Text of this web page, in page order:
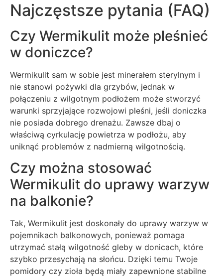
Najczęstsze pytania (FAQ)
Czy Wermikulit może pleśnieć
w doniczce?
Wermikulit sam w sobie jest minerałem sterylnym i
nie stanowi pożywki dla grzybów, jednak w
połączeniu z wilgotnym podłożem może stworzyć
warunki sprzyjające rozwojowi pleśni, jeśli doniczka
nie posiada dobrego drenażu. Zawsze dbaj o
właściwą cyrkulację powietrza w podłożu, aby
uniknąć problemów z nadmierną wilgotnością.
Czy można stosować
Wermikulit do uprawy warzyw
na balkonie?
Tak, Wermikulit jest doskonały do uprawy warzyw w
pojemnikach balkonowych, ponieważ pomaga
utrzymać stałą wilgotność gleby w donicach, które
szybko przesychają na słońcu. Dzięki temu Twoje
pomidory czy zioła będą miały zapewnione stabilne